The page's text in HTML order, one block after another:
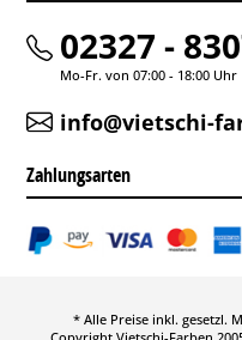
02327 -
Mo-Fr. von 07:00 - 18:00 Uhr
info@vietschi-
Zahlungsarten
* Alle Preise inkl. gesetzl.